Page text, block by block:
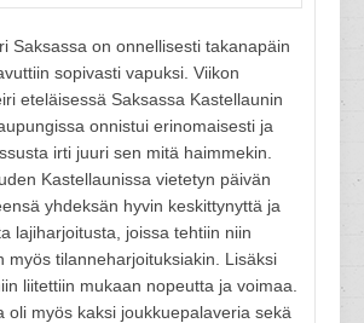
Saksassa on onnellisesti takanapäin
sopivasti vapuksi. Viikon
eteläisessä Saksassa Kastellaunin
onnistui erinomaisesti ja
irti juuri sen mitä haimmekin.
Kastellaunissa vietetyn päivän
yhdeksän hyvin keskittynyttä ja
lajiharjoitusta, joissa tehtiin niin
myös tilanneharjoituksiakin. Lisäksi
liitettiin mukaan nopeutta ja voimaa.
oli myös kaksi joukkuepalaveria sekä